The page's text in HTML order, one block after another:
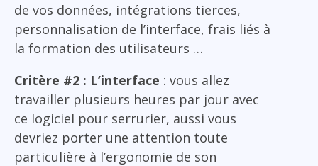
de vos données, intégrations tierces,
personnalisation de l’interface, frais liés à
la formation des utilisateurs …
Critère #2 : L’interface : vous allez
travailler plusieurs heures par jour avec
ce logiciel pour serrurier, aussi vous
devriez porter une attention toute
particulière à l’ergonomie de son